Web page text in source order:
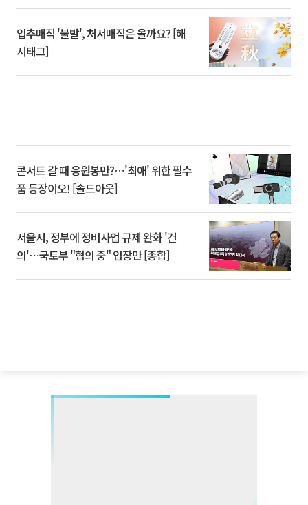
입추매직 '불발', 처서매직은 올까요? [해
시태그]
콘서트 갈 때 응원봉만?⋯'최애' 위한 필수
품 등장이오! [솔드아웃]
서울시, 정부에 정비사업 규제 완화 '건
의'⋯국토부 "협의 중" 입장만 [종합]